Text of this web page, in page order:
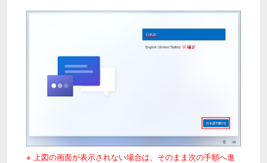
※ 上図の画面が表示されない場合は、そのまま次の手順へ進